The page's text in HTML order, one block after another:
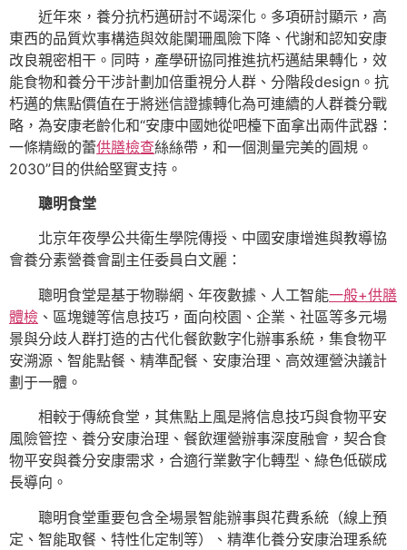
近年來，養分抗朽邁研討不竭深化。多項研討顯示，高
東西的品質炊事構造與效能闌珊風險下降、代謝和認知安康
改良親密相干。同時，產學研協同推進抗朽邁結果轉化，效
能食物和養分干涉計劃加倍重視分人群、分階段design。抗
朽邁的焦點價值在于將迷信證據轉化為可連續的人群養分戰
略，為安康老齡化和“安康中國她從吧檯下面拿出兩件武器：
一條精緻的蕾供膳檢查絲絲帶，和一個測量完美的圓規。
2030”目的供給堅實支持。
聰明食堂
北京年夜學公共衛生學院傳授、中國安康增進與教導協
會養分素營養會副主任委員白文麗：
聰明食堂是基于物聯網、年夜數據、人工智能一般+供膳
體檢 、區塊鏈等信息技巧，面向校園、企業、社區等多元場
景與分歧人群打造的古代化餐飲數字化辦事系統，集食物平
安溯源、智能點餐、精準配餐、安康治理、高效運營決議計
劃于一體。
相較于傳統食堂，其焦點上風是將信息技巧與食物平安
風險管控、養分安康治理、餐飲運營辦事深度融會，契合食
物平安與養分安康需求，合適行業數字化轉型、綠色低碳成
長導向。
聰明食堂重要包含全場景智能辦事與花費系統（線上預
定、智能取餐、特性化定制等）、精準化養分安康治理系統